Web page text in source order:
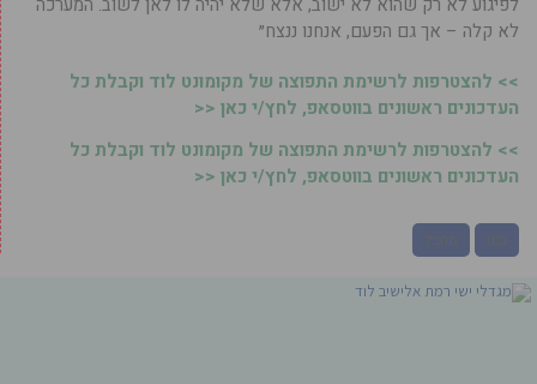
לא קלה – אך גם הפעם, אנחנו ננצח״
>> להצטרפות לרשימת התפוצה של מקומונט לוד וקבלת כל
העדכונים ראשונים בווטסאפ, לחץ/י כאן <<
>> להצטרפות לרשימת התפוצה של מקומונט לוד וקבלת כל
העדכונים ראשונים בווטסאפ, לחץ/י כאן <<